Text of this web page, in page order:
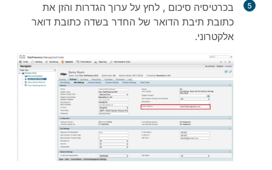
5 בכרטיסיה סיכום , לחץ על ערוך הגדרות והזן את
כתובת תיבת הדואר של החדר בשדה כתובת דואר
אלקטרוני.